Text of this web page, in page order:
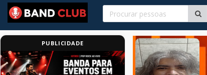
PUBLICIDADE